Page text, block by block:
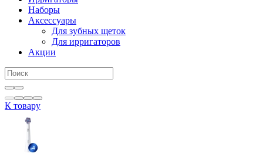
Наборы
Аксессуары
Для зубных щеток
Для ирригаторов
Акции
К товару